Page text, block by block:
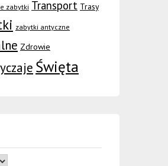
zabytki Transport Trasy
zabytki antyczne
Zdrowie
Święta